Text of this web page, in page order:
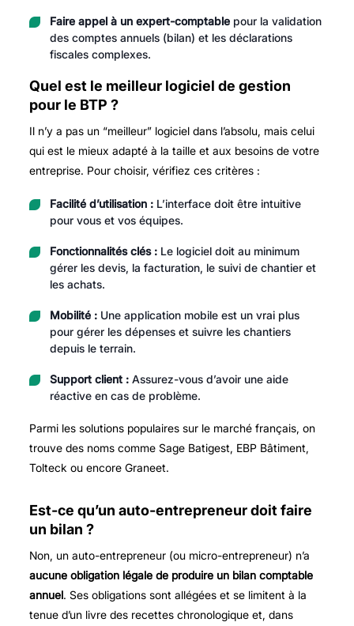
Faire appel à un expert-comptablepour la validation
des comptes annuels (bilan) et les déclarations
fiscales complexes.
Quel est le meilleur logiciel de gestion
pour le BTP ?
Il n’y a pas un “meilleur” logiciel dans l’absolu, mais celui
qui est le mieux adapté à la taille et aux besoins de votre
entreprise. Pour choisir, vérifiez ces critères :
Facilité d’utilisation :L’interface doit être intuitive
pour vous et vos équipes.
Fonctionnalités clés :Le logiciel doit au minimum
gérer les devis, la facturation, le suivi de chantier et
les achats.
Mobilité :Une application mobile est un vrai plus
pour gérer les dépenses et suivre les chantiers
depuis le terrain.
Support client :Assurez-vous d’avoir une aide
réactive en cas de problème.
Parmi les solutions populaires sur le marché français, on
trouve des noms comme Sage Batigest, EBP Bâtiment,
Tolteck ou encore Graneet.
Est-ce qu’un auto-entrepreneur doit faire
un bilan ?
Non, un auto-entrepreneur (ou micro-entrepreneur) n’a
aucune obligation légale de produire un bilan comptable
annuel. Ses obligations sont allégées et se limitent à la
tenue d’un livre des recettes chronologique et, dans